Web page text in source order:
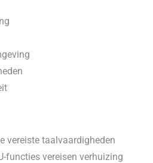
vereiste taalvaardigheden
functies vereisen verhuizing